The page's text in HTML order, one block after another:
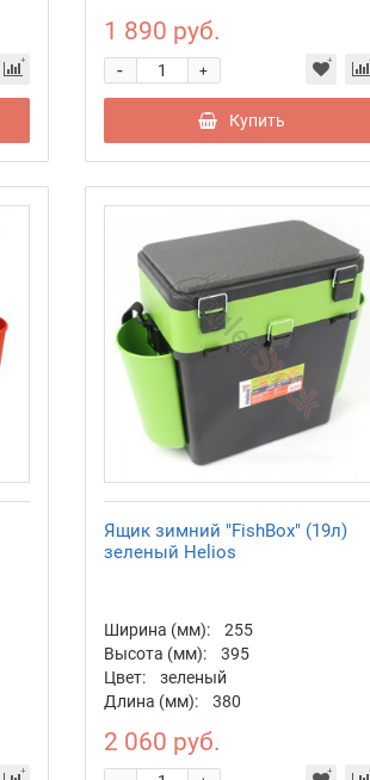
1 890 руб.
+
-
Купить
Ящик зимний "FishBox" (19л)
зеленый Helios
Ширина (мм):
255
Высота (мм):
395
Цвет:
зеленый
Длина (мм):
380
2 060 руб.